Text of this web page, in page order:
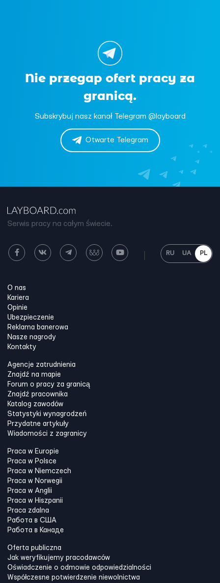
Nie przegap ofert pracy za
granicą.
Subskrybuj nasz kanał Telegram @layboard
Otwarte Telegram
Serwis pracy na całym świecie.
RU UA PL
O nas
Kariera
Opinie
Ubezpieczenie
Reklama banerowa
Nasze nagrody
Kontakty
Agencje zatrudnienia
Znajdź na mapie
Forum o pracy za granicą
Znajdź pracownika
Katalog zawodów
Statystyki wynagrodzeń
Przydatne artykuły
Wiadomości z zagranicy
Praca w Europie
Praca w Polsce
Praca w Niemczech
Praca w Norwegii
Praca w Anglii
Praca w Hiszpanii
Praca zdalna
Работа в США
Работа в Канадe
Oferta publiczna
Jak weryfikujemy pracodawców
Oświadczenie o odmowie odpowiedzialności
Współczesne potwierdzenie niewolnictwa